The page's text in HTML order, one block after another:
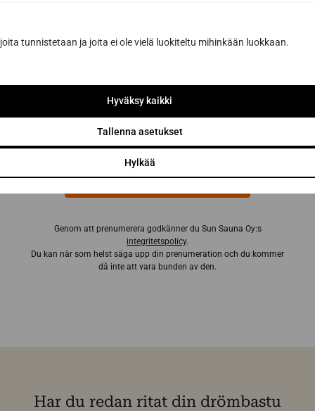
tunnistetaan ja joita ei ole vielä luokiteltu mihinkään luokkaan.
Hylkää
Tallenna asetukset
Hyväksy kaikki
våra partners för att hjälpa dig att göra de
E-postadress *
Prenumerera på nyhetsbrevet
Genom att prenumerera godkänner du Sun Sauna Oy:s
integritetspolicy.
Du kan när som helst säga upp din prenumeration och du kommer
då inte att vara bunden av den.
Har du redan ritat din drömbastu